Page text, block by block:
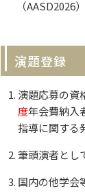
（AASD2026
演題登録
演題応募の資
度年会費納入
指導に関する
筆頭演者とし
国内の他学会